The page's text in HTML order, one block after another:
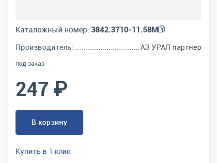
Каталожный номер: 3842.3710-11.58М
Производитель: АЗ УРАЛ партнер
под заказ
247 ₽
В корзину
Купить в 1 клик